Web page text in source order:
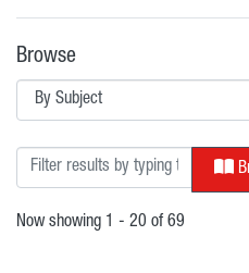
Browse
Browsing ENC-
Now showing 1 - 20 of 69